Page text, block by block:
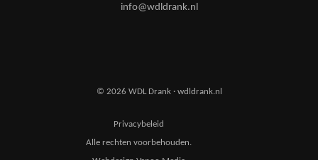
info@wdldrank.nl
© 2026 WDL Drank · wdldrank.nl
Privacybeleid
Alle rechten voorbehouden.